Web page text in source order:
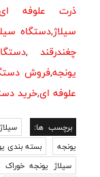
ذرت علوفه
سیلاژ,دستگاه
چغندرقند ,
یونجه,فروش
علوفه ای,خرید
برچسب ها:
یونجه
بسته بندی
سیلاژ یونجه